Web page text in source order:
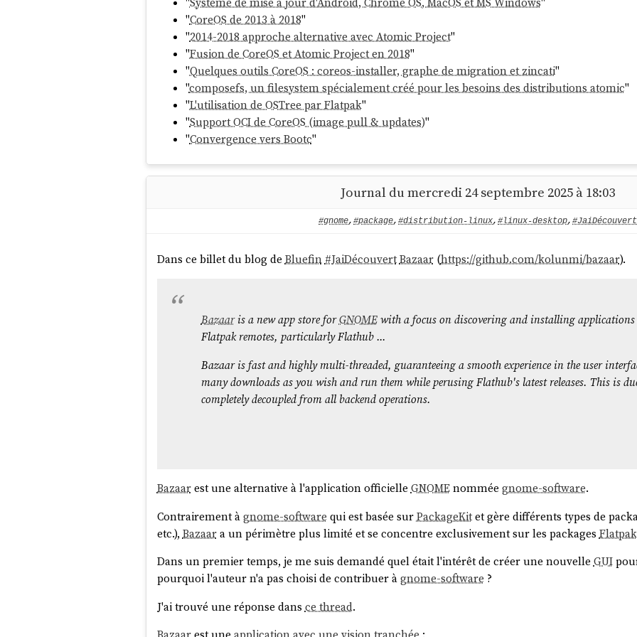
Running post scripts... done
Running posttrans scripts... done
Writing rpmdb... done
Writing OSTree commit... done
Staging deployment... done
Added:
  binutils-2.44-6.fc42.x86_64
  compat-lua-libs-5.1.5-28.fc42.x86_64
  ...
  neovim-0.11.4-1.fc42.x86_64
  ...
State: idle
Deployments:
                   Digest:
● ostree-remote-image:fedora:docker://quay.io/fedora/fedora-coreos:stable
                   Digest:
sha256:d196ab492e7cadab00e26511cdc6b49c6602b399e1b6f8c5fd174329e1ae10c1
La pastille ●m'indique la version (nommée déploiement) actuellement utilisée par l'instance.
Lors du démarrage du serveur, grubest configuré pour
"CoreOS de 2013 à 2018"
"2014-2018 approche alternative avec Atomic Project"
"Fusion de CoreOS et Atomic Project en 2018"
"Quelques outils CoreOS : coreos-installer, graphe de migration et zincati"
"composefs, un filesystem spécialement créé pour les besoins des distributions atomic"
"L'utilisation de OSTree par Flatpak"
"Support OCI de CoreOS (image pull & updates)"
"Convergence vers Bootc"
Journal du mercredi 24 septembre 2025 à 18:03
#gnome, #package, #distribution-linux, #linux-desktop, #JaiDécouvert
Dans ce billet du blog de Bluefin #JaiDécouvertBazaar(https://github.com/kolunmi/bazaar).
Bazaaris a new app store forGNOMEwith a focus on discovering and installing
Flatpak remotes, particularly Flathub ...
Bazaar is fast and highly multi-threaded, guaranteeing a smooth experience in the user
many downloads as you wish and run them while perusing Flathub's latest releases. This is
completely decoupled from all backend operations.
Bazaarest une alternative à l'application officielleGNOMEnommée gnome-software.
Contrairement àgnome-software qui est basée surPackageKitet gère différents types de
etc.), Bazaara un périmètre plus limité et se concentre exclusivement sur les packages Flatpak
Dans un premier temps, je me suis demandé quel était l'intérêt de créer une nouvelleGUI
pourquoi l'auteur n'a pas choisi de contribuer àgnome-software ?
J'ai trouvé une réponse dans ce thread.